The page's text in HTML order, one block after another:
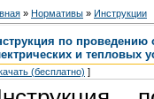
» Нормативы » Инcтpукции
по проведению
и тепловых
(бесплатно) ]